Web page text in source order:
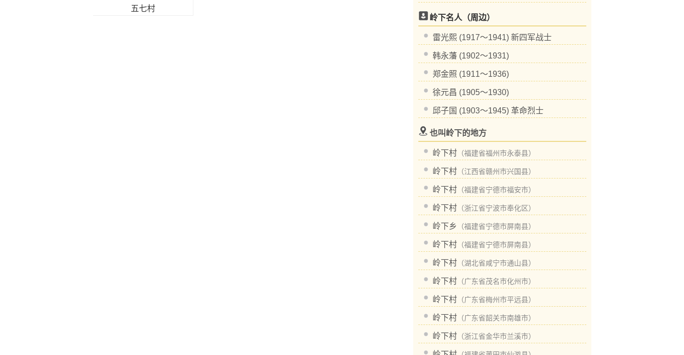
五七村
岭下名人（周边）
雷光熙 (1917～1941) 新四军战士
韩永藩 (1902～1931)
郑金照 (1911～1936)
徐元昌 (1905～1930)
邱子国 (1903～1945) 革命烈士
也叫岭下的地方
岭下村 （福建省福州市永泰县）
岭下村 （江西省赣州市兴国县）
岭下村 （福建省宁德市福安市）
岭下村 （浙江省宁波市奉化区）
岭下乡 （福建省宁德市屏南县）
岭下村 （福建省宁德市屏南县）
岭下村 （湖北省咸宁市通山县）
岭下村 （广东省茂名市化州市）
岭下村 （广东省梅州市平远县）
岭下村 （广东省韶关市南雄市）
岭下村 （浙江省金华市兰溪市）